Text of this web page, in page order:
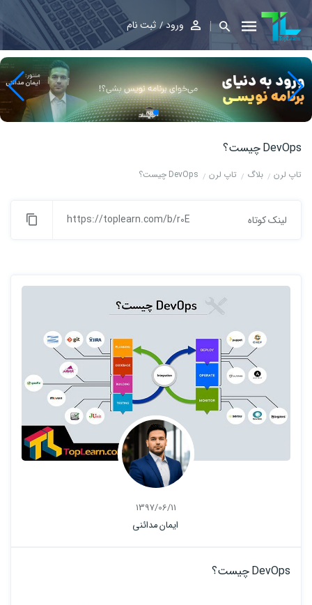
ورود ثبت نام
DevOps چیست؟
تاپ لرن بلاگ تاپ لرن DevOps چیست؟
لینک کوتاه https://toplearn.com/b/r0E
1397/06/11
ایمان مدائنی
DevOps چیست؟